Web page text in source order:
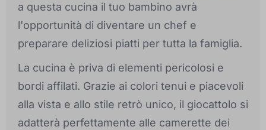
a questa cucina il tuo bambino avrà
l'opportunità di diventare un chef e
preparare deliziosi piatti per tutta la famiglia.
La cucina è priva di elementi pericolosi e
bordi affilati. Grazie ai colori tenui e piacevoli
alla vista e allo stile retrò unico, il giocattolo si
adatterà perfettamente alle camerette dei